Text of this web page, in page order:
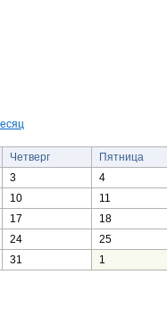
Четверг Пятница
3 4
10 11
17 18
24 25
31 1